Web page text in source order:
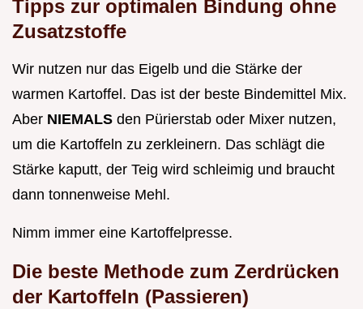
Tipps zur optimalen Bindung ohne
Zusatzstoffe
Wir nutzen nur das Eigelb und die Stärke der
warmen Kartoffel. Das ist der beste Bindemittel Mix.
Aber NIEMALS den Pürierstab oder Mixer nutzen,
um die Kartoffeln zu zerkleinern. Das schlägt die
Stärke kaputt, der Teig wird schleimig und braucht
dann tonnenweise Mehl.
Nimm immer eine Kartoffelpresse.
Die beste Methode zum Zerdrücken
der Kartoffeln (Passieren)